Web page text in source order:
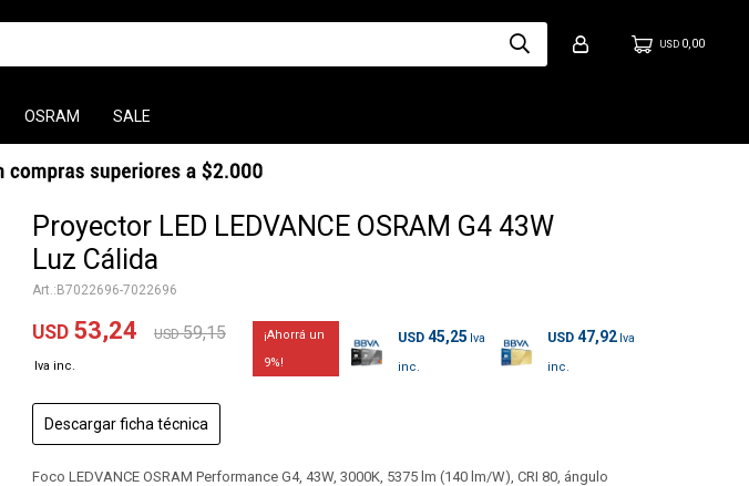
OSRAM SALE
USD 0,00
Proyector LED LEDVANCE OSRAM G4 43W
Luz Cálida
B7022696-7022696
USD 53,24 USD 59,15
9
USD 45,25 USD 47,92
Descargar ficha técnica
Foco LEDVANCE OSRAM Performance G4, 43W, 3000K, 5375 lm (140 lm/W), CRI 80, ángulo